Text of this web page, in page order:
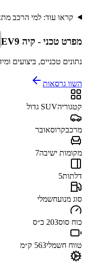
קראו עוד: למי הרכב
מפרט טכני - קיה EV9
נתונים טכניים, ביצועים
השוו גרסאות
קטגוריהSUV גדול
מרכבקרוסאובר
מקומות ישיבה7
דלתות5
סוג מנועחשמלי
כוח סוס203 כ״ס
טווח חשמלי563 ק״מ